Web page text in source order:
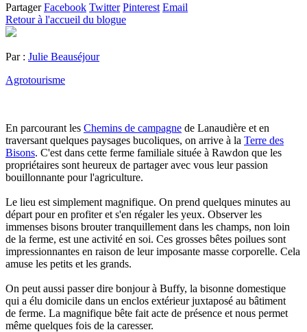
Partager Facebook Twitter Pinterest Email
Retour à l'accueil du blogue
Par : Julie Beauséjour
Agrotourisme
En parcourant les Chemins de campagne de Lanaudière et en
traversant quelques paysages bucoliques, on arrive à la Terre des
Bisons. C'est dans cette ferme familiale située à Rawdon que les
propriétaires sont heureux de partager avec vous leur passion
bouillonnante pour l'agriculture.
Le lieu est simplement magnifique. On prend quelques minutes au
départ pour en profiter et s'en régaler les yeux. Observer les
immenses bisons brouter tranquillement dans les champs, non loin
de la ferme, est une activité en soi. Ces grosses bêtes poilues sont
impressionnantes en raison de leur imposante masse corporelle. Cela
amuse les petits et les grands.
On peut aussi passer dire bonjour à Buffy, la bisonne domestique
qui a élu domicile dans un enclos extérieur juxtaposé au bâtiment
de ferme. La magnifique bête fait acte de présence et nous permet
même quelques fois de la caresser.